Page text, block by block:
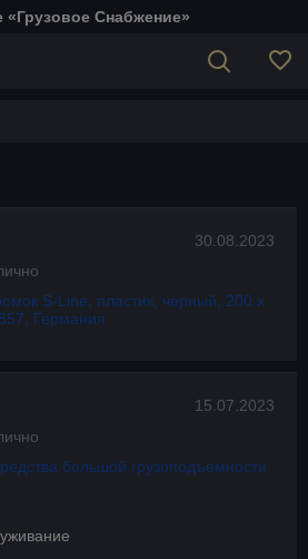
«Грузовое Снабжение»
30.08.2023
S-Line, пластик, черный, 200 х
Германия
15.07.2023
большой грузоподъемности